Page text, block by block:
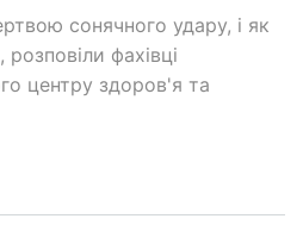
сонячного удару, і як
фахівці
центру здоров'я та